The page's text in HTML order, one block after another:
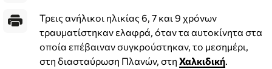
Τρεις ανήλικοι ηλικίας 6, 7 και 9 χρόνων
τραυματίστηκαν ελαφρά, όταν τα αυτοκίνητα στα
οποία επέβαιναν συγκρούστηκαν, το μεσημέρι,
στη διασταύρωση Πλανών, στη Χαλκιδική